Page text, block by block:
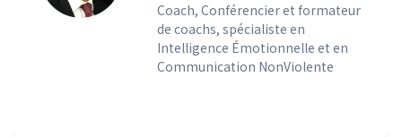
Coach, Conférencier et formateur
de coachs, spécialiste en
Intelligence Émotionnelle et en
Communication NonViolente